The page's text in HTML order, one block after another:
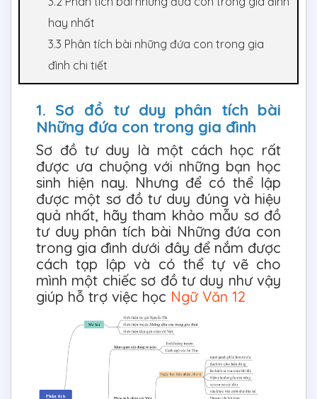
hay nhất
3.3 Phân tích bài những đứa con trong gia
đình chi tiết
1. Sơ đồ tư duy phân tích bài
Những đứa con trong gia đình
Sơ đồ tư duy là một cách học rất
được ưa chuộng với những bạn học
sinh hiện nay. Nhưng để có thể lập
được một sơ đồ tư duy đúng và hiệu
quả nhất, hãy tham khảo mẫu sơ đồ
tư duy phân tích bài Những đứa con
trong gia đình dưới đây để nắm được
cách tạp lập và có thể tự vẽ cho
mình một chiếc sơ đồ tư duy như vậy
giúp hỗ trợ việc học Ngữ Văn 12